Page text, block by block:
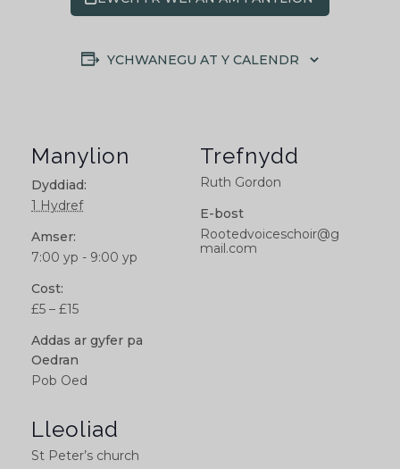
YCHWANEGU AT Y CALENDR
Manylion
Dyddiad:
1 Hydref
Amser:
7:00 yp - 9:00 yp
Cost:
£5 – £15
Addas ar gyfer pa
Oedran
Pob Oed
Lleoliad
St Peter’s church
Trefnydd
Ruth Gordon
E-bost
Rootedvoiceschoir@g
mail.com